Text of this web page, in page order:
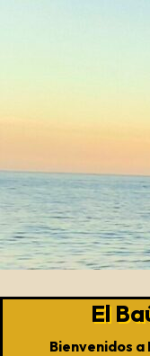
El
Bienvenidos a